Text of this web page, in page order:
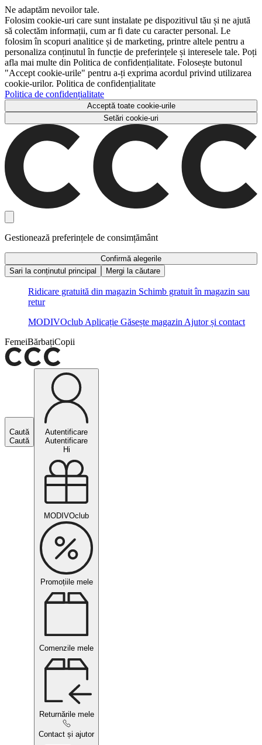
Ne adaptăm nevoilor tale.
Folosim cookie-uri care sunt instalate pe dispozitivul tău și ne ajută
să colectăm informații, cum ar fi date cu caracter personal. Le
folosim în scopuri analitice și de marketing, printre altele pentru a
personaliza conținutul în funcție de preferințele și interesele tale. Poți
afla mai multe din Politica de confidențialitate. Folosește butonul
"Accept cookie-urile" pentru a-ți exprima acordul privind utilizarea
cookie-urilor. Politica de confidențialitate
Politica de confidențialitate
Acceptă toate cookie-urile
Setări cookie-uri
Gestionează preferințele de consimțământ
Confirmă alegerile
Sari la conținutul principal
Mergi la căutare
Ridicare gratuită din magazin Schimb gratuit în magazin sau
retur
MODIVOclub Aplicație Găsește magazin Ajutor și contact
FemeiBărbațiCopii
Caută
Caută
Autentificare
Autentificare
Hi
MODIVOclub
Promoțiile mele
Comenzile mele
Returnările mele
Contact și ajutor